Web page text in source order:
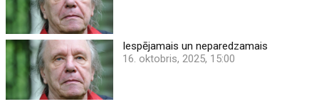
Iespējamais un neparedzamais
16. oktobris, 2025, 15:00